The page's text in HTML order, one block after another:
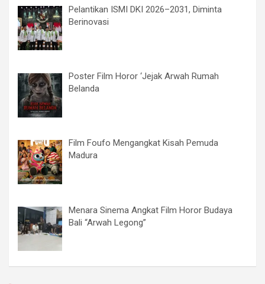
Pelantikan ISMI DKI 2026–2031, Diminta
Berinovasi
Poster Film Horor ‘Jejak Arwah Rumah
Belanda
Film Foufo Mengangkat Kisah Pemuda
Madura
Menara Sinema Angkat Film Horor Budaya
Bali “Arwah Legong”